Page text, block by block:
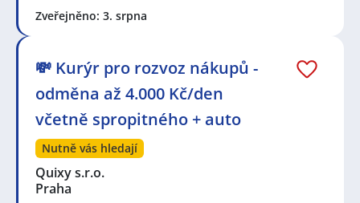
Zveřejněno: 3. srpna
💸 Kurýr pro rozvoz nákupů -
odměna až 4.000 Kč/den
včetně spropitného + auto
Nutně vás hledají
Quixy s.r.o.
Praha